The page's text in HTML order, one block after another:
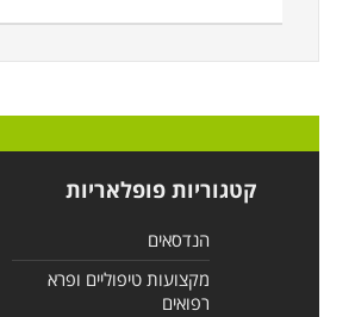
קטגוריות פופלאריות
הנדסאים
מקצועות טיפוליים ופרא
רפואים